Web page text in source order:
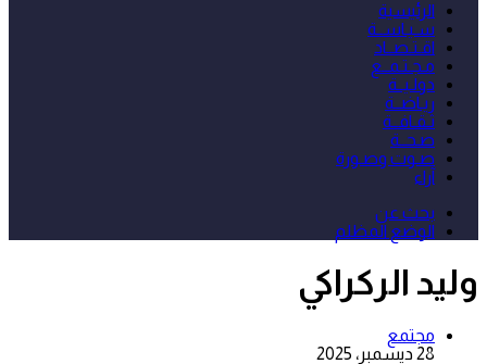
الرئيسية
سـيـاســة
اقـتـصــاد
مـجـتـمــع
دولـيــة
ريـاضــة
ثـقـافــة
صـحــة
صـوت وصـورة
آراء
بحث عن
الوضع المظلم
وليد الركراكي
مجتمع
28 ديسمبر، 2025